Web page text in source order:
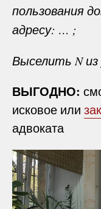
пользования
адресу: … ;
Выселить N из
ВЫГОДНО:
исковое или
адвоката